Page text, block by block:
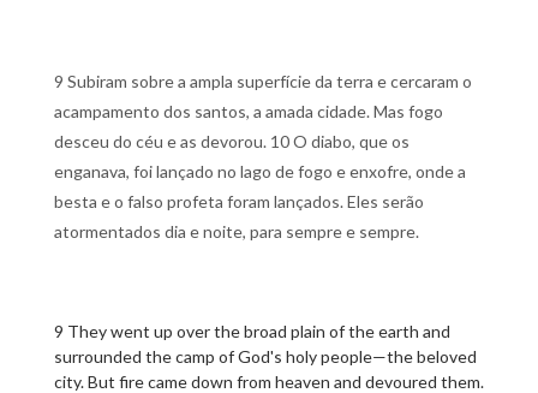
9 Subiram sobre a ampla superfície da terra e cercaram o
acampamento dos santos, a amada cidade. Mas fogo
desceu do céu e as devorou. 10 O diabo, que os
enganava, foi lançado no lago de fogo e enxofre, onde a
besta e o falso profeta foram lançados. Eles serão
atormentados dia e noite, para sempre e sempre.
9 They went up over the broad plain of the earth and
surrounded the camp of God's holy people—the beloved
city. But fire came down from heaven and devoured them.